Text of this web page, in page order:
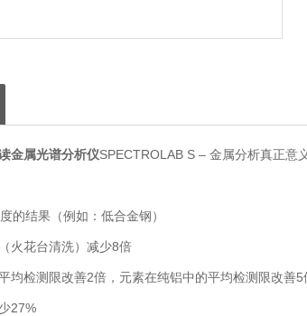
金属光谱分析仪SPECTROLAB S – 金属分析真正意
的结果（例如：低合金钢）
火花台清洗）减少8倍
均检测限改善2倍，元素在纯铝中的平均检测限改善5
27%